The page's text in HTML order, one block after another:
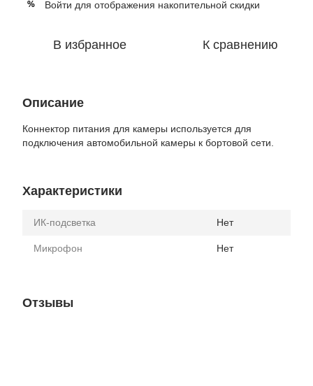
% Войти для отображения накопительной скидки
В избранное К сравнению
Описание
Коннектор питания для камеры используется для
подключения автомобильной камеры к бортовой сети.
Характеристики
ИК-подсветка Нет
Микрофон Нет
Отзывы